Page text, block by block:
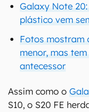
Galaxy Note
plástico vem
Fotos mostram
menor, mas
antecessor
Assim como o
S10, o S20 FE